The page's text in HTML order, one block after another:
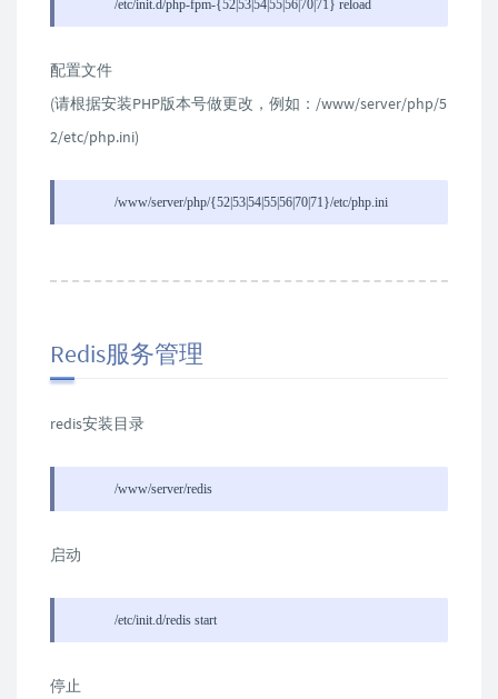
/etc/init.d/php-fpm-{52|53|54|55|56|70|71} reload
配置文件
(请根据安装PHP版本号做更改，例如：/www/server/php/5
2/etc/php.ini)
/www/server/php/{52|53|54|55|56|70|71}/etc/php.ini
Redis服务管理
redis安装目录
/www/server/redis
启动
/etc/init.d/redis start
停止